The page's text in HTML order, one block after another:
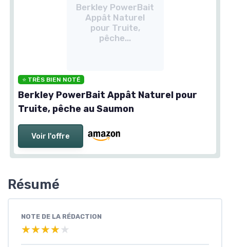
Berkley PowerBait
Appât Naturel
pour Truite,
pêche...
⭐ TRÈS BIEN NOTÉ
Berkley PowerBait Appât Naturel pour
Truite, pêche au Saumon
Voir l'offre
Résumé
NOTE DE LA RÉDACTION
★★★★★
★★★★★